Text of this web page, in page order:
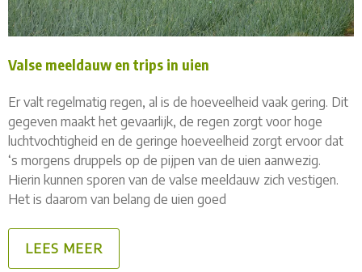
Valse meeldauw en trips in uien
Er valt regelmatig regen, al is de hoeveelheid vaak gering. Dit
gegeven maakt het gevaarlijk, de regen zorgt voor hoge
luchtvochtigheid en de geringe hoeveelheid zorgt ervoor dat
‘s morgens druppels op de pijpen van de uien aanwezig.
Hierin kunnen sporen van de valse meeldauw zich vestigen.
Het is daarom van belang de uien goed
LEES MEER